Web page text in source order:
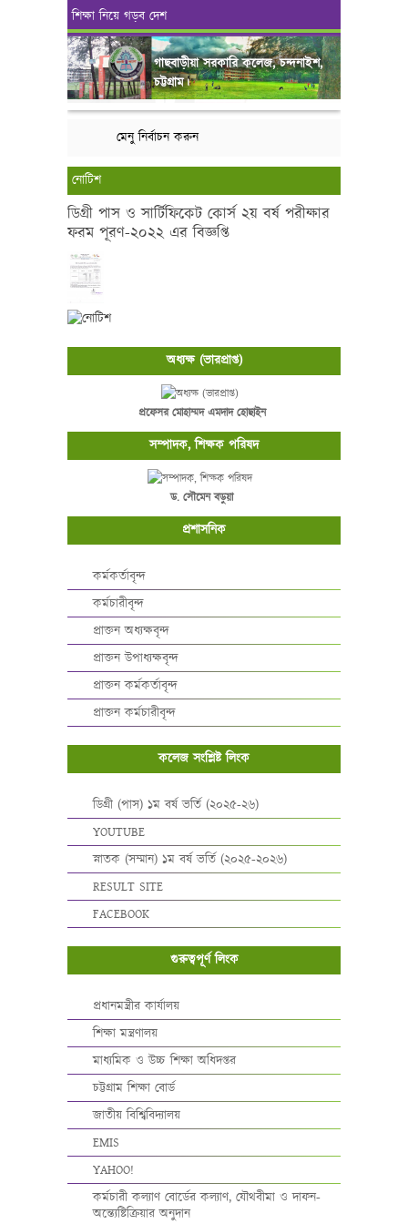
শিক্ষা নিয়ে গড়ব দেশ
গাছবাড়ীয়া সরকারি কলেজ, চন্দনাইশ,
চট্টগ্রাম।
মেনু নির্বাচন করুন
নোটিশ
ডিগ্রী পাস ও সার্টিফিকেট কোর্স ২য় বর্ষ পরীক্ষার
ফরম পূরণ-২০২২ এর বিজ্ঞপ্তি
অধ্যক্ষ (ভারপ্রাপ্ত)
প্রফেসর মোহাম্মদ এমদাদ হোছাইন
সম্পাদক, শিক্ষক পরিষদ
ড. সৌমেন বড়ুয়া
প্রশাসনিক
কর্মকর্তাবৃন্দ
কর্মচারীবৃন্দ
প্রাক্তন অধ্যক্ষবৃন্দ
প্রাক্তন উপাধ্যক্ষবৃন্দ
প্রাক্তন কর্মকর্তাবৃন্দ
প্রাক্তন কর্মচারীবৃন্দ
কলেজ সংশ্লিষ্ট লিংক
ডিগ্রী (পাস) ১ম বর্ষ ভর্তি (২০২৫-২৬)
YOUTUBE
স্নাতক (সম্মান) ১ম বর্ষ ভর্তি (২০২৫-২০২৬)
RESULT SITE
FACEBOOK
গুরুত্বপূর্ণ লিংক
প্রধানমন্ত্রীর কার্যালয়
শিক্ষা মন্ত্রণালয়
মাধ্যমিক ও উচ্চ শিক্ষা অধিদপ্তর
চট্টগ্রাম শিক্ষা বোর্ড
জাতীয় বিশ্বিবিদ্যালয়
EMIS
YAHOO!
কর্মচারী কল্যাণ বোর্ডের কল্যাণ, যৌথবীমা ও দাফন-
অন্ত্যেষ্টিক্রিয়ার অনুদান